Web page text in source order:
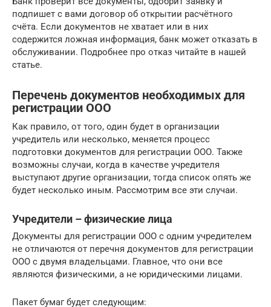
подпишет с вами договор об открытии расчётного
счёта. Если документов не хватает или в них
содержится ложная информация, банк может отказать в
обслуживании. Подробнее про отказ читайте в нашей
статье.
Перечень документов необходимых для
регистрации ООО
Как правило, от того, один будет в организации
учредитель или несколько, меняется процесс
подготовки документов для регистрации ООО. Также
возможны случаи, когда в качестве учредителя
выступают другие организации, тогда список опять же
будет несколько иным. Рассмотрим все эти случаи.
Учредители – физические лица
Документы для регистрации ООО с одним учредителем
не отличаются от перечня документов для регистрации
ООО с двумя владельцами. Главное, что они все
являются физическими, а не юридическими лицами.
Пакет бумаг будет следующим: